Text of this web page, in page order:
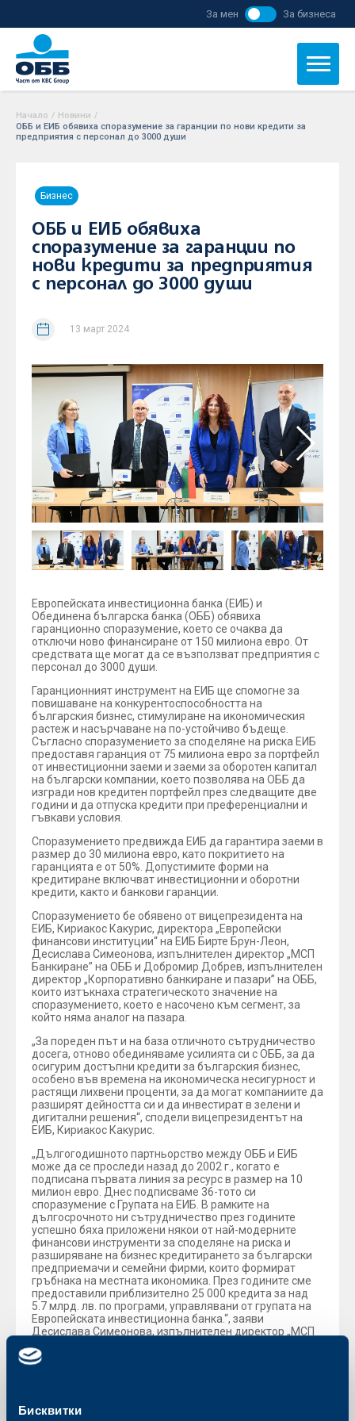
Бисквитки
За мен За бизнеса
Начало / Новини /
ОББ и ЕИБ обявиха споразумение за гаранции по нови кредити за
предприятия с персонал до 3000 души
Бизнес
ОББ и ЕИБ обявиха
споразумение за гаранции по
нови кредити за предприятия
с персонал до 3000 души
13 март 2024
Европейската инвестиционна банка (EИБ) и
Обединена българска банка (ОББ) обявиха
гаранционно споразумение, което се очаква да
отключи ново финансиране от 150 милиона евро. От
средствата ще могат да се възползват предприятия с
персонал до 3000 души.
Гаранционният инструмент на ЕИБ ще спомогне за
повишаване на конкурентоспособността на
българския бизнес, стимулиране на икономическия
растеж и насърчаване на по-устойчиво бъдеще.
Съгласно споразумението за споделяне на риска ЕИБ
предоставя гаранция от 75 милиона евро за портфейл
от инвестиционни заеми и заеми за оборотен капитал
на български компании, което позволява на ОББ да
изгради нов кредитен портфейл през следващите две
години и да отпуска кредити при преференциални и
гъвкави условия.
Споразумението предвижда ЕИБ да гарантира заеми в
размер до 30 милиона евро, като покритието на
гаранцията е от 50%. Допустимите форми на
кредитиране включват инвестиционни и оборотни
кредити, както и банкови гаранции.
Споразумението бе обявено от вицепрезидента на
ЕИБ, Кириакос Какурис, директора „Eвропейски
финансови институции“ на ЕИБ Бирте Брун-Леон,
Десислава Симеонова, изпълнителен директор „МСП
Банкиране” на ОББ и Добромир Добрев, изпълнителен
директор „Корпоративно банкиране и пазари” на ОББ,
които изтъкнаха стратегическото значение на
споразумението, което е насочено към сегмент, за
който няма аналог на пазара.
„За пореден път и на база отличното сътрудничество
досега, отново обединяваме усилията си с ОББ, за да
осигурим достъпни кредити за българския бизнес,
особено във времена на икономическа несигурност и
растящи лихвени проценти, за да могат компаниите да
разширят дейността си и да инвестират в зелени и
дигитални решения“, сподели вицепрезидентът на
ЕИБ, Кириакос Какурис.
„Дългогодишното партньорство между ОББ и ЕИБ
може да се проследи назад до 2002 г., когато е
подписана първата линия за ресурс в размер на 10
милион евро. Днес подписваме 36-тото си
споразумение с Групата на ЕИБ. В рамките на
дългосрочното ни сътрудничество през годините
успешно бяха приложени някои от най-модерните
финансови инструменти за споделяне на риска и
разширяване на бизнес кредитирането за български
предприемачи и семейни фирми, които формират
гръбнака на местната икономика. През годините сме
предоставили приблизително 25 000 кредита за над
5.7 млрд. лв. по програми, управлявани от групата на
Европейската инвестиционна банка.“, заяви
Десислава Симеонова, изпълнителен директор „МСП
Добромир Добрев, изпълнителен директор
на ЕИБ за предприятия с персонал до 3000 души със